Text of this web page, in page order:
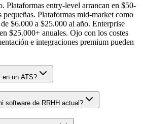
Plataformas entry-level arrancan en $50-
pequeñas. Plataformas mid-market como
$6.000 a $25.000 al año. Enterprise
$25.000+ anuales. Ojo con los costes
e integraciones premium pueden
en un ATS?
software de RRHH actual?